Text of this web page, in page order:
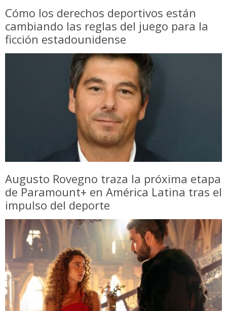
Cómo los derechos deportivos están
cambiando las reglas del juego para la
ficción estadounidense
Augusto Rovegno traza la próxima etapa
de Paramount+ en América Latina tras el
impulso del deporte